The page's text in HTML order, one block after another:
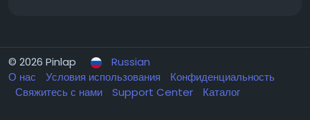
© 2026 Pinlap
Russian
О нас
Условия использования
Конфиденциальность
Свяжитесь с нами
Support Center Каталог